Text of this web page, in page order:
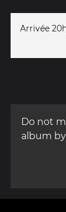
Arrivée
Do not
album